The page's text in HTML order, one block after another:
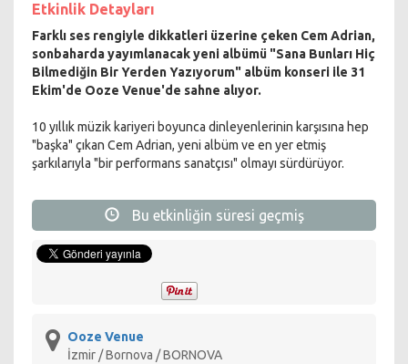
Etkinlik Detayları
Farklı ses rengiyle dikkatleri üzerine çeken Cem Adrian,
sonbaharda yayımlanacak yeni albümü "Sana Bunları Hiç
Bilmediğin Bir Yerden Yazıyorum" albüm konseri ile 31
Ekim'de Ooze Venue'de sahne alıyor.
10 yıllık müzik kariyeri boyunca dinleyenlerinin karşısına hep
"başka" çıkan Cem Adrian, yeni albüm ve en yer etmiş
şarkılarıyla "bir performans sanatçısı" olmayı sürdürüyor.
Bu etkinliğin süresi geçmiş
Ooze Venue
İzmir / Bornova / BORNOVA